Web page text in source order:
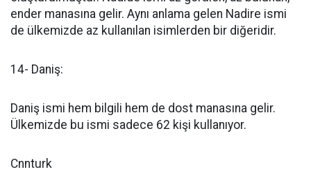
ender manasına gelir. Aynı anlama gelen Nadire ismi
de ülkemizde az kullanılan isimlerden bir diğeridir.
14- Daniş:
Daniş ismi hem bilgili hem de dost manasına gelir.
Ülkemizde bu ismi sadece 62 kişi kullanıyor.
Cnnturk